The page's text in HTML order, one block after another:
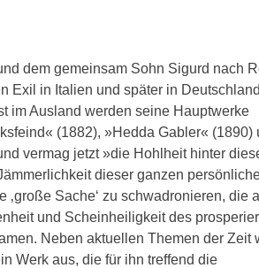
dem gemeinsam Sohn Sigurd nach
Exil in Italien und später in
im Ausland werden seine Hauptwerke
(1882), »Hedda Gabler« (1890)
vermag jetzt »die Hohlheit hinter
dieser ganzen
Sache‘ zu schwadronieren, die
und Scheinheiligkeit des
Neben aktuellen Themen der Zeit
Werk aus, die für ihn treffend die